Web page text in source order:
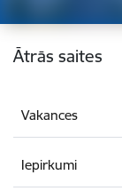
Kājene
Ātrās saites
Vakances
Iepirkumi